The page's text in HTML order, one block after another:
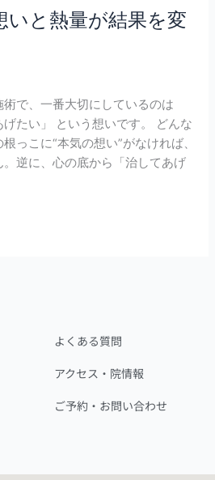
いと熱量が結果を変
で、一番大切にしているのは
げたい」 という想いです。 どんな
っこに“本気の想い”がなければ、
逆に、心の底から「治してあげ
よくある質問
アクセス・院情報
ご予約・お問い合わせ